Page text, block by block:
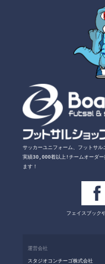
サッカーユニフォーム、フットサル
実績30,000着以上!チームオーダー
ます！
フェイスブック
運営会社
スタジオコンチーゴ株式会社